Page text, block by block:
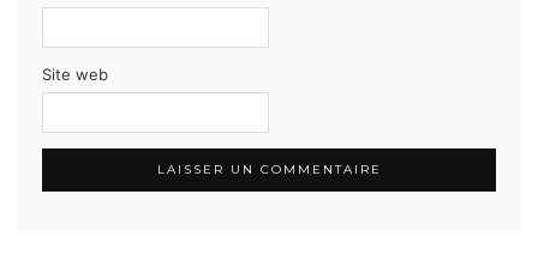
Site web